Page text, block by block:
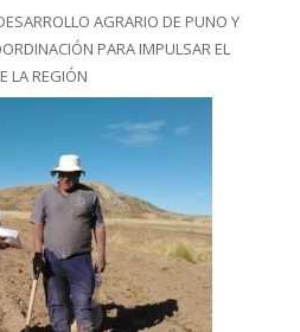
AGRARIO DE PUNO Y
PARA IMPULSAR EL
LA REGIÓN